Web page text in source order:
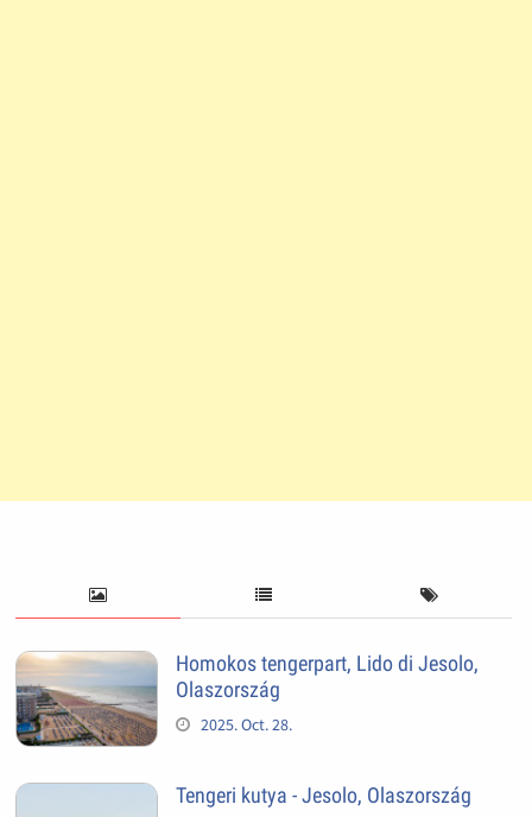
Homokos tengerpart, Lido di Jesolo,
Olaszország
2025. Oct. 28.
Tengeri kutya - Jesolo, Olaszország